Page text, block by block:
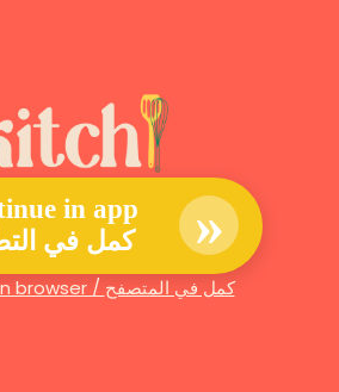
in app
كمل في
»
Continue in browser / كمل في المتصفح